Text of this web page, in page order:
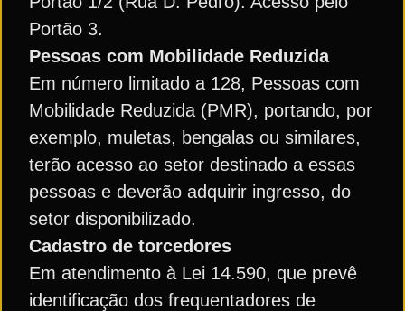
Portão 3.
Pessoas com Mobilidade Reduzida
Em número limitado a 128, Pessoas com
Mobilidade Reduzida (PMR), portando, por
exemplo, muletas, bengalas ou similares,
terão acesso ao setor destinado a essas
pessoas e deverão adquirir ingresso, do
setor disponibilizado.
Cadastro de torcedores
Em atendimento à Lei 14.590, que prevê
identificação dos frequentadores de